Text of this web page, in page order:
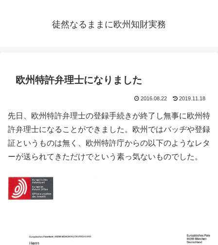
徒然なるままに欧州知財実務
欧州特許弁理士になりました
2016.08.22 2019.11.18
先日、欧州特許弁理士の登録手続きが終了し無事に欧州特
許弁理士になることができました。欧州ではバッヂや登録
証というものは無く、欧州特許庁からの以下のようなレタ
ーが送られてきただけでという素っ気ないものでした。